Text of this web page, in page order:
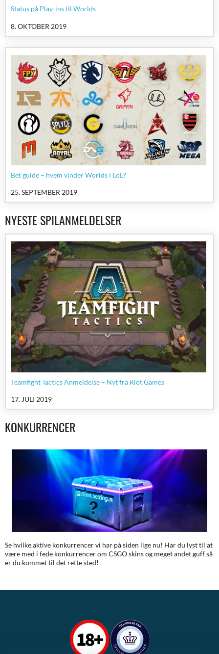
Status på Play-ins til Worlds
8. OKTOBER 2019
Bet guide – hvem vinder Worlds i LoL?
25. SEPTEMBER 2019
NYESTE SPILANMELDELSER
Teamfight Tactics Anmeldelse – Nyt fra Riot Games
17. JULI 2019
KONKURRENCER
Se hvilke aktive konkurrencer vi har på siden lige nu! Har du lyst til at
være med i fede konkurrencer om CSGO skins og meget andet guff så
er du kommet til det rette sted!